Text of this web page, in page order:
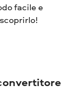
facile e